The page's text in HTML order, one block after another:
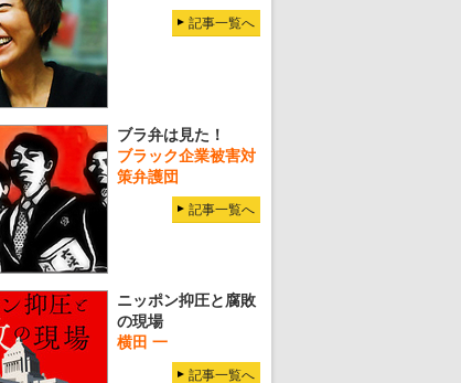
記事一覧へ
ブラ弁は見た！
ブラック企業被害対
策弁護団
記事一覧へ
ニッポン抑圧と腐敗
の現場
横田 一
記事一覧へ